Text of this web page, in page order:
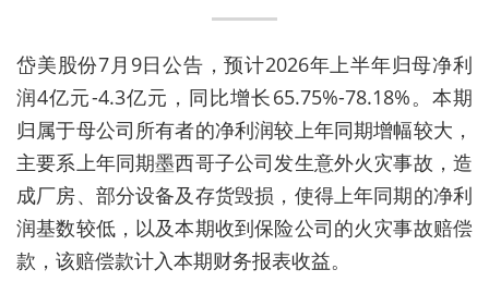
岱美股份7月9日公告，预计2026年上半年归母净利
润4亿元-4.3亿元，同比增长65.75%-78.18%。本期
归属于母公司所有者的净利润较上年同期增幅较大，
主要系上年同期墨西哥子公司发生意外火灾事故，造
成厂房、部分设备及存货毁损，使得上年同期的净利
润基数较低，以及本期收到保险公司的火灾事故赔偿
款，该赔偿款计入本期财务报表收益。